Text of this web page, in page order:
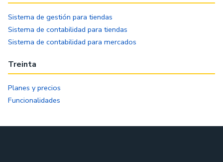
Sistema de gestión para tiendas
Sistema de contabilidad para tiendas
Sistema de contabilidad para mercados
Treinta
Planes y precios
Funcionalidades